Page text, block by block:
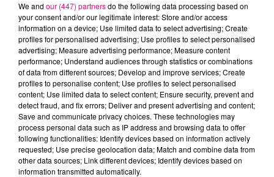
Cancer Lion Vierge
Balance Scorpion Sagittaire
We and our (447) partnersdo the following data processing based on
your consent and/or our legitimate interest: Store and/or access
information on a device; Use limited data to select advertising; Create
profiles for personalised advertising; Use profiles to select personalised
advertising; Measure advertising performance; Measure content
performance; Understand audiences through statistics or combinations
of data from different sources; Develop and improve services; Create
profiles to personalise content; Use profiles to select personalised
content; Use limited data to select content; Ensure security, prevent and
detect fraud, and fix errors; Deliver and present advertising and content;
Save and communicate privacy choices. These technologies may
process personal data such as IP address and browsing data to offer
following functionalities: Identify devices based on information actively
requested; Use precise geolocation data; Match and combine data from
other data sources; Link different devices; Identify devices based on
information transmitted automatically.